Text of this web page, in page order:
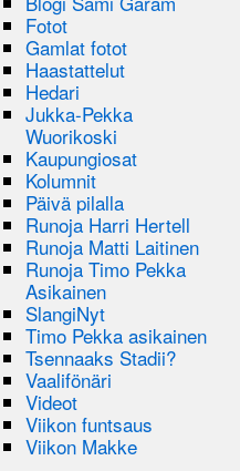
Fotot
Gamlat fotot
Haastattelut
Hedari
Jukka-Pekka
Wuorikoski
Kaupungiosat
Kolumnit
Päivä pilalla
Runoja Harri Hertell
Runoja Matti Laitinen
Runoja Timo Pekka
Asikainen
SlangiNyt
Timo Pekka asikainen
Tsennaaks Stadii?
Vaalifönäri
Videot
Viikon funtsaus
Viikon Makke